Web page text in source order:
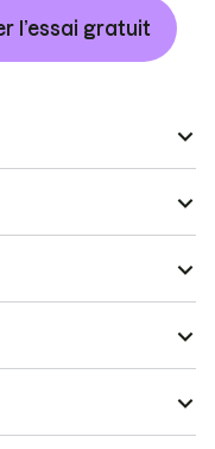
l’essai gratuit